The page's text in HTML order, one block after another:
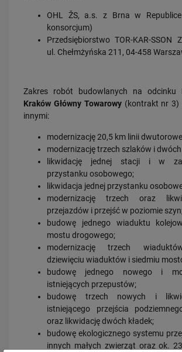
OHL ŽS, a.s. z Brna w
konsorcjum)
Przedsiębiorstwo TOR-KAR-SSON
ul. Chełmżyńska 211, 04-458
Zakres robót budowlanych na odcinku
Kraków Główny Towarowy(kontrakt nr 3)
innymi:
modernizację 20,5 km linii
modernizację trzech szlaków i
likwidację jednej stacji i w
przystanku osobowego;
likwidacja jednej przystanku
modernizację trzech oraz
przejazdów i przejść w poziomie szyn;
budowę jednego wiaduktu
mostu drogowego;
modernizację trzech
dziewięciu wiaduktów i siedmiu
budowę jednego nowego i
istniejących przepustów;
budowę trzech nowych i
istniejącego przejścia
oraz likwidację dwóch kładek;
budowę ekologicznego systemu
innych małych zwierząt oraz ok.
Nowe perony, windy i szybsze pociągi. Polskie
pokazują…
23.07.2026
Wróci ruch pasażerski między Skierniewicami a
umowa na…
PRZECZYTAJ
21.07.2026